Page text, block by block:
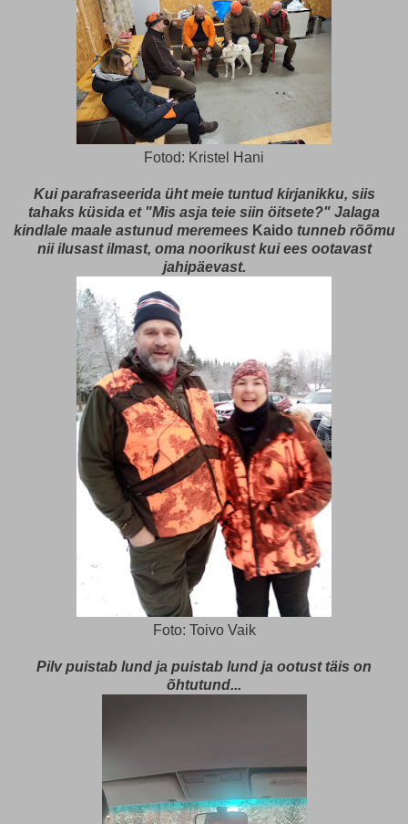
Fotod: Kristel Hani
Kui parafraseerida üht meie tuntud kirjanikku, siis
tahaks küsida et "Mis asja teie siin öitsete?" Jalaga
kindlale maale astunud meremees Kaido tunneb rõõmu
nii ilusast ilmast, oma noorikust kui ees ootavast
jahipäevast.
Foto: Toivo Vaik
Pilv puistab lund ja puistab lund ja ootust täis on
õhtutund...